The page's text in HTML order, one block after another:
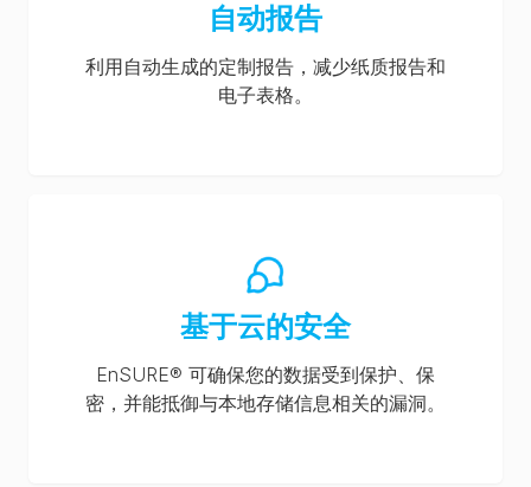
自动报告
利用自动生成的定制报告，减少纸质报告和
电子表格。
基于云的安全
EnSURE® 可确保您的数据受到保护、保
密，并能抵御与本地存储信息相关的漏洞。